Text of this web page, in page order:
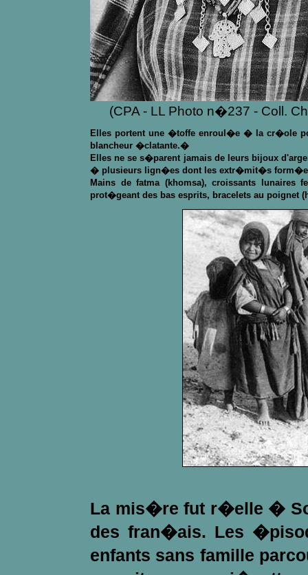
(CPA - LL Photo n�237 - Coll.
Elles portent une �toffe enroul�e � la cr�ole
blancheur �clatante.�
Elles ne se s�parent jamais de leurs bijoux
� plusieurs lign�es dont les extr�mit�s form�es
Mains de fatma (khomsa), croissants
prot�geant des bas esprits, bracelets au poignet
La mis�re fut r�elle �
des fran�ais. Les
enfants sans famille